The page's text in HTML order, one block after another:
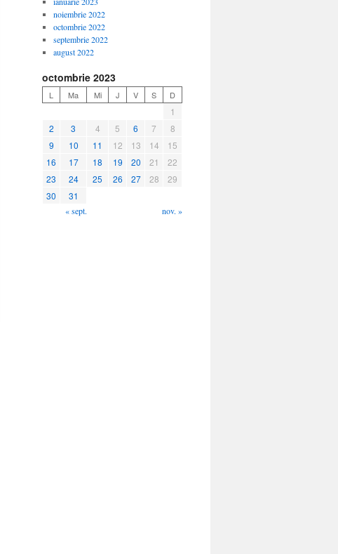
noiembrie 2022
octombrie 2022
septembrie 2022
august 2022
octombrie 2023
L Ma Mi J V S D
1
2
3 4 5 6 7
8
9
10 11 12 13 14
15
16
17 18 19 20 21
22
23
24 25 26 27 28
29
30
31
« sept. nov. »